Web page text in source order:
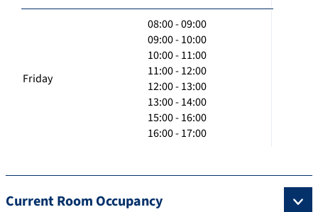
Friday
08:00 - 09:00
09:00 - 10:00
10:00 - 11:00
11:00 - 12:00
12:00 - 13:00
13:00 - 14:00
15:00 - 16:00
16:00 - 17:00
Current Room Occupancy